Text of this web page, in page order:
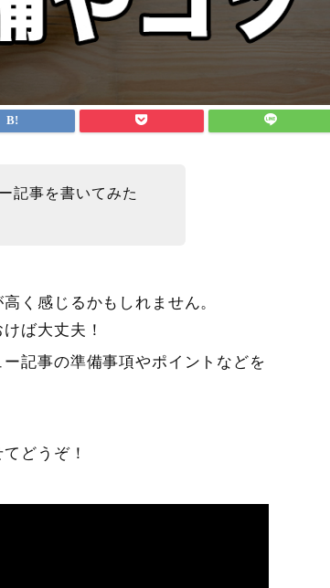
記事を書いてみた
く感じるかもしれません。
ば大丈夫！
記事の準備事項やポイントなどを
どうぞ！